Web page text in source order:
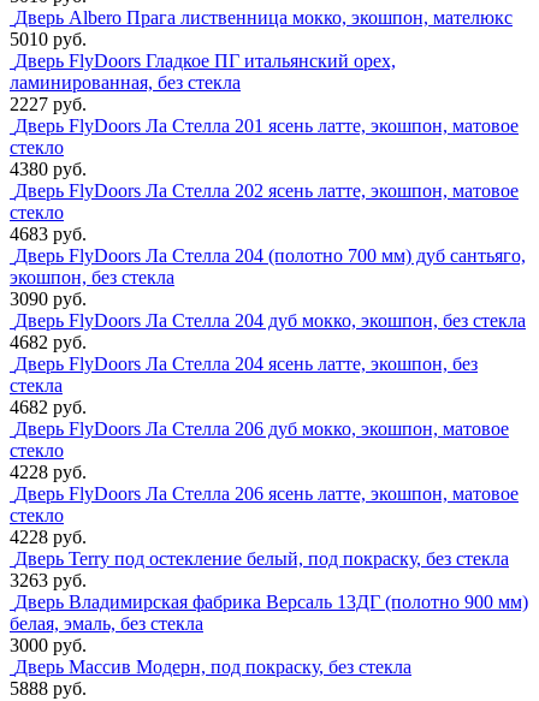
Дверь Albero Прага лиственница мокко, экошпон, мателюкс
5010 руб.
Дверь FlyDoors Гладкое ПГ итальянский орех,
ламинированная, без стекла
2227 руб.
Дверь FlyDoors Ла Стелла 201 ясень латте, экошпон, матовое
стекло
4380 руб.
Дверь FlyDoors Ла Стелла 202 ясень латте, экошпон, матовое
стекло
4683 руб.
Дверь FlyDoors Ла Стелла 204 (полотно 700 мм) дуб сантьяго,
экошпон, без стекла
3090 руб.
Дверь FlyDoors Ла Стелла 204 дуб мокко, экошпон, без стекла
4682 руб.
Дверь FlyDoors Ла Стелла 204 ясень латте, экошпон, без
стекла
4682 руб.
Дверь FlyDoors Ла Стелла 206 дуб мокко, экошпон, матовое
стекло
4228 руб.
Дверь FlyDoors Ла Стелла 206 ясень латте, экошпон, матовое
стекло
4228 руб.
Дверь Terry под остекление белый, под покраску, без стекла
3263 руб.
Дверь Владимирская фабрика Версаль 13ДГ (полотно 900 мм)
белая, эмаль, без стекла
3000 руб.
Дверь Массив Модерн, под покраску, без стекла
5888 руб.